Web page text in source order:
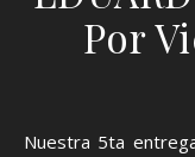
Por
Nuestra 5ta entrega de esta serie biográfica en honor a